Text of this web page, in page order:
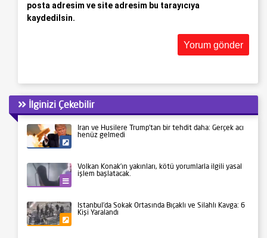
posta adresim ve site adresim bu tarayıcıya
kaydedilsin.
İlginizi Çekebilir
İran ve Husilere Trump’tan bir tehdit daha: Gerçek acı
henüz gelmedi
Volkan Konak’ın yakınları, kötü yorumlarla ilgili yasal
işlem başlatacak.
İstanbul’da Sokak Ortasında Bıçaklı ve Silahlı Kavga: 6
Kişi Yaralandı